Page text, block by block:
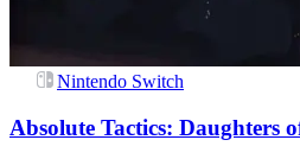
Nintendo Switch
Absolute Tactics: Daughters